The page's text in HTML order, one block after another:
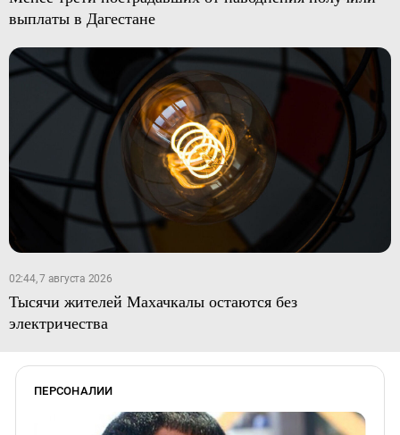
выплаты в Дагестане
02:44, 7 августа 2026
Тысячи жителей Махачкалы остаются без
электричества
ПЕРСОНАЛИИ